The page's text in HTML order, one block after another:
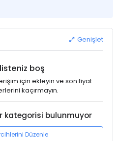
Genişlet
boş
erişim için ekleyin ve son fiyat
kaçırmayın.
kategorisi bulunmuyor
Düzenle